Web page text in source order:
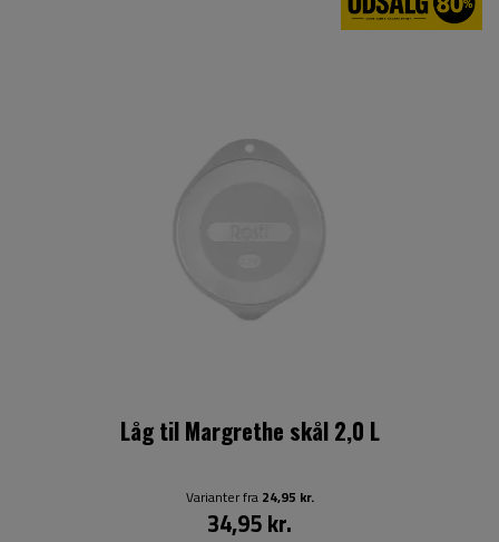
Låg til Margrethe skål 2,0 L
Varianter fra24,95 kr.
34,95 kr.